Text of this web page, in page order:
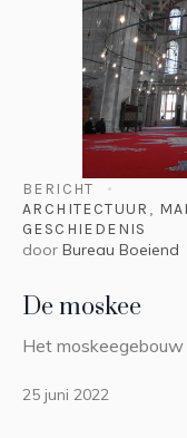
BERICHT
ARCHITECTUUR ,
GESCHIEDENIS
door Bureau Boeiend
De moskee
Het
25 juni 2022